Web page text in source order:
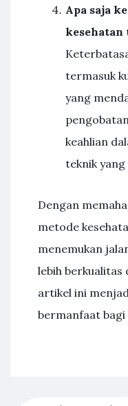
Apa saja
kesehatan
termasuk
yang
keahlian
teknik
Dengan
metode
menemukan
lebih berkualitas
artikel ini
bermanfaat bagi